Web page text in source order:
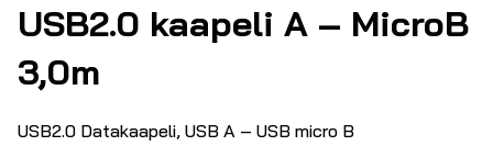
USB2.0 kaapeli A – MicroB
3,0m
USB2.0 Datakaapeli, USB A – USB micro B